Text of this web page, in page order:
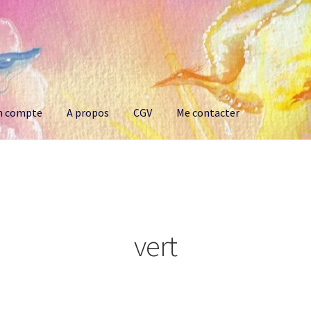
compte A propos CGV Me contacter
vert